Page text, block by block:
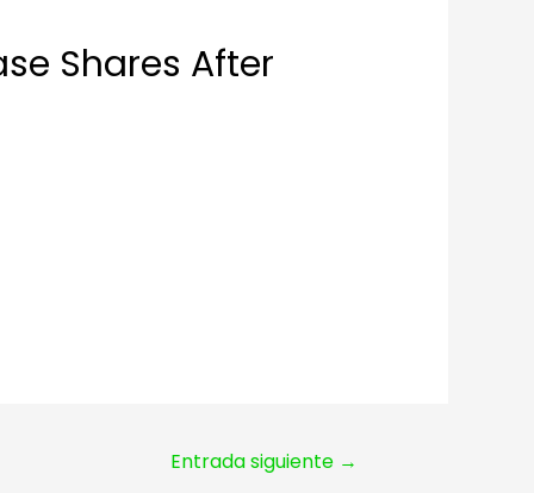
Shares After
Entrada siguiente →